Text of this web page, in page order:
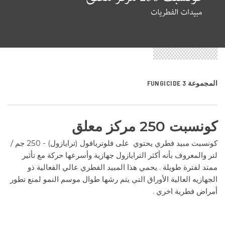
المجموعة 3 FUNGICIDE
كونسبت 250 مركز معلق
كونسبت مبيد فطري يحتوي على فلوتريافول (ترايازول) - 250 جم /
لتر والمعروف بأنه أكثر الترايازول جهازية وأسرعها حركة مع تأثير
ممتد لفترة طويلة . يحمي هذا المبيد الفطري عالي الفعالية ذو
الجهازيه العالية الأوراق التي يتم رشها طوال موسم النمو لمنع تطور
أمراض فطرية اخري .